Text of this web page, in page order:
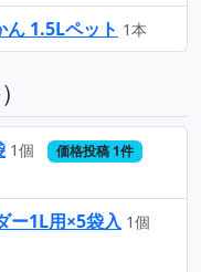
1.5Lペット 1本
1個 価格投稿 1件
ー1L用×5袋入 1個